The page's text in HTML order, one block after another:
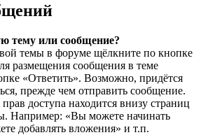
тему или сообщение?
темы в форуме щёлкните по кнопке
размещения сообщения в теме
«Ответить». Возможно, придётся
прежде чем отправить сообщение.
доступа находится внизу страниц
Например: «Вы можете начинать
добавлять вложения» и т.п.